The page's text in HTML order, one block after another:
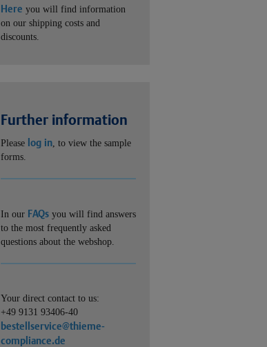
Here you will find information
on our shipping costs and
discounts.
Further information
Please log in, to view the sample
forms.
In our FAQs you will find answers
to the most frequently asked
questions about the webshop.
Your direct contact to us:
+49 9131 93406-40
bestellservice@thieme-
compliance.de